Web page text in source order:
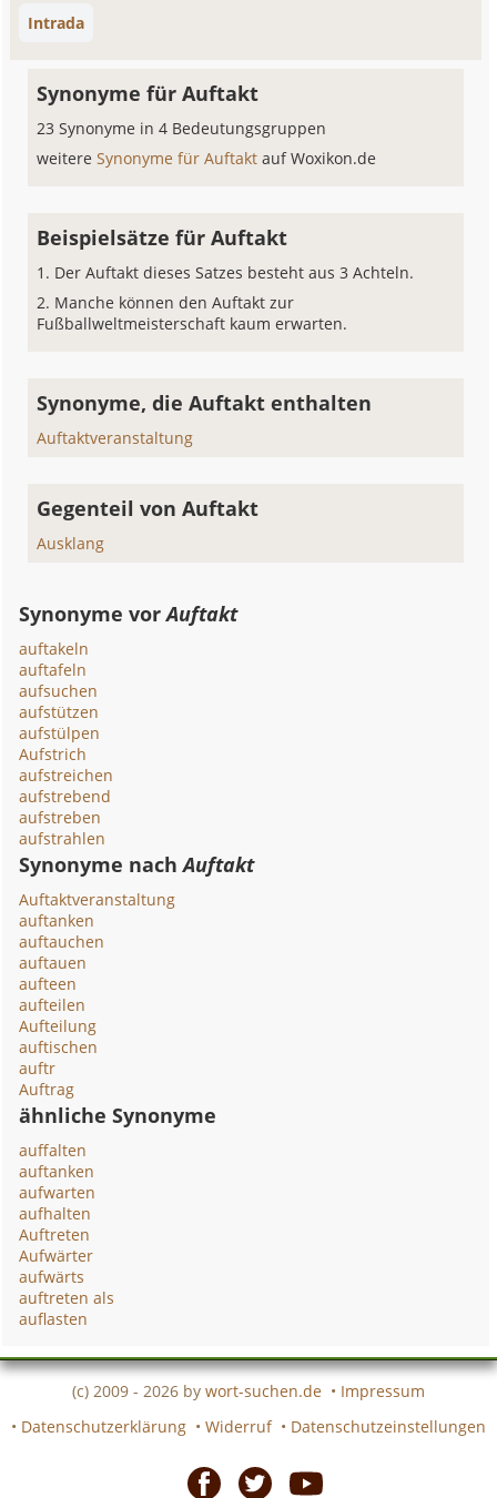
Intrada
Synonyme für Auftakt
23 Synonyme in 4 Bedeutungsgruppen
weitereSynonyme für Auftaktauf Woxikon.de
Beispielsätze für Auftakt
Der Auftakt dieses Satzes besteht aus 3 Achteln.
Manche können den Auftakt zur
Fußballweltmeisterschaft kaum erwarten.
Synonyme, die Auftakt enthalten
Auftaktveranstaltung
Gegenteil von Auftakt
Ausklang
Synonyme vorAuftakt
auftakeln
auftafeln
aufsuchen
aufstützen
aufstülpen
Aufstrich
aufstreichen
aufstrebend
aufstreben
aufstrahlen
Synonyme nachAuftakt
Auftaktveranstaltung
auftanken
auftauchen
auftauen
aufteen
aufteilen
Aufteilung
auftischen
auftr
Auftrag
ähnliche Synonyme
auffalten
auftanken
aufwarten
aufhalten
Auftreten
Aufwärter
aufwärts
auftreten als
auflasten
(c) 2009 - 2026 by wort-suchen.de • Impressum
• Datenschutzerklärung • Widerruf • Datenschutzeinstellungen